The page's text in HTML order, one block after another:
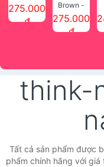
SMART
PEELING
275.000
đ
Brown -
Nâu Sáng]
Phấn che
275.000
đ
think-
Tất cả sản phẩm được
phẩm chính hãng với